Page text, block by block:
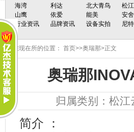
海湾 利达 北大青鸟 松江
山鹰
依爱 能美 安舍
行业资讯
品牌资讯 设备实拍 尼
您现在所的位置： 首页>>奥瑞那>正文
奥瑞那
归属类别： 松江
简介 ：